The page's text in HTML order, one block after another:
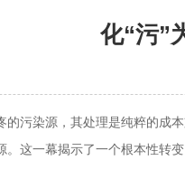
化“污”
的污染源，其处理是纯粹的成
这一幕揭示了一个根本性转